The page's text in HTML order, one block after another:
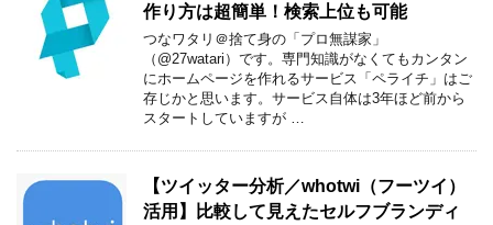
作り方は超簡単！検索上位も可能
つなワタリ＠捨て身の「プロ無謀家」
（@27watari）です。専門知識がなくてもカンタン
にホームページを作れるサービス「ペライチ」はご
存じかと思います。サービス自体は3年ほど前から
スタートしていますが …
【ツイッター分析／whotwi（フーツイ）
活用】比較して見えたセルフブランディ